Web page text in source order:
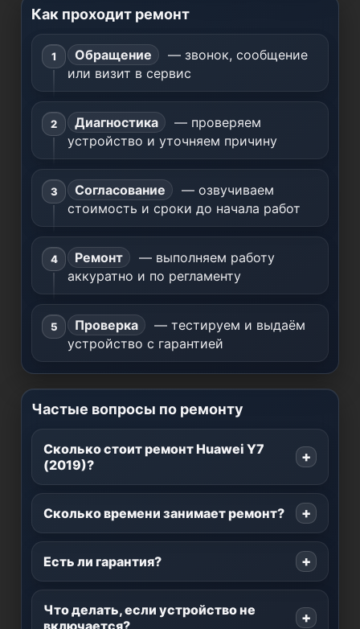
Как проходит ремонт
Обращение
— звонок, сообщение
или визит в сервис
Диагностика
— проверяем
устройство и уточняем причину
Согласование
— озвучиваем
стоимость и сроки до начала работ
Ремонт
— выполняем работу
аккуратно и по регламенту
Проверка
— тестируем и выдаём
устройство с гарантией
Частые вопросы по ремонту
Сколько стоит ремонт Huawei Y7
(2019)?
Сколько времени занимает ремонт?
Есть ли гарантия?
Что делать, если устройство не
включается?